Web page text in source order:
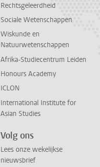
Rechtsgeleerdheid
Sociale Wetenschappen
Wiskunde en
Natuurwetenschappen
Afrika-Studiecentrum Leiden
Honours Academy
ICLON
International Institute for
Asian Studies
Volg ons
Lees onze wekelijkse
nieuwsbrief